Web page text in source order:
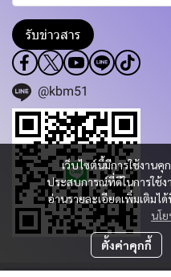
เว็บไซต์นี้มีการใช้งาน
ประสบการณ์ที่ดีในการใช้ง
อ่านรายละเอียดเพิ่มเติมไ
นโ
ตั้งค่าคุกกี้
รับข่าวสาร
@kbm51
Copyright 2023 | All Rights